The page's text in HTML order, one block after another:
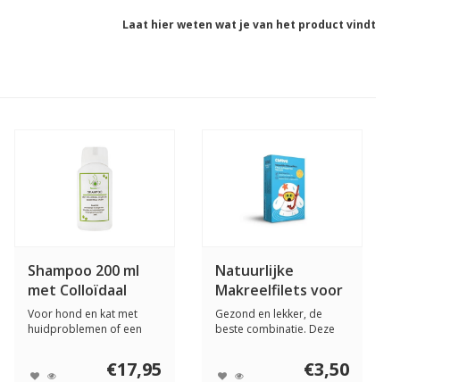
Laat hier weten wat je van het product vindt
Shampoo 200 ml
met Colloïdaal
Zilver en
Essentiële Oliën
Voor hond en kat met
huidproblemen of een
€17,95
Natuurlijke
Makreelfilets voor
de hond 120 gram
Gezond en lekker, de
beste combinatie. Deze
€3,50